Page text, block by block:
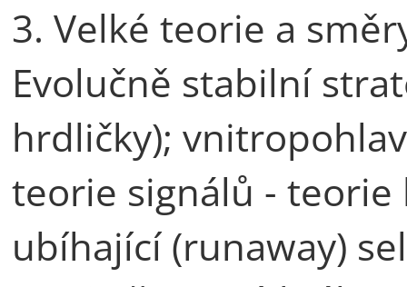
3. Velké teorie a
Evolučně stabilní
hrdličky);
teorie signálů -
ubíhající (runaway)